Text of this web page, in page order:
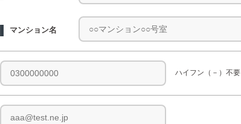
マンション名
ハイフン（－）不要